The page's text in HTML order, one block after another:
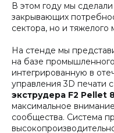
В этом году мы
закрывающих
сектора, но и
На стенде мы
на базе
интегрированную в
управления 3D печати
экструдера F2 Pellet
максимальное
сообщества. Система